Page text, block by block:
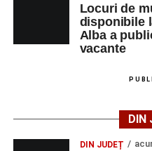
Locuri de
disponibile
Alba a
vacante
DIN
DIN JUDEȚ